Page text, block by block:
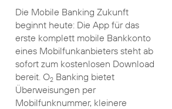
Die Mobile Banking Zukunft
beginnt heute: Die App für das
erste komplett mobile Bankkonto
eines Mobilfunkanbieters steht ab
sofort zum kostenlosen Download
bereit. O2Banking bietet
Überweisungen per
Mobilfunknummer, kleinere